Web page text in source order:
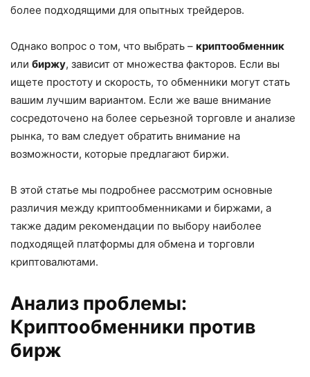
более подходящими для опытных трейдеров.
Однако вопрос о том, что выбрать – криптообменник
или биржу, зависит от множества факторов. Если вы
ищете простоту и скорость, то обменники могут стать
вашим лучшим вариантом. Если же ваше внимание
сосредоточено на более серьезной торговле и анализе
рынка, то вам следует обратить внимание на
возможности, которые предлагают биржи.
В этой статье мы подробнее рассмотрим основные
различия между криптообменниками и биржами, а
также дадим рекомендации по выбору наиболее
подходящей платформы для обмена и торговли
криптовалютами.
Анализ проблемы:
Криптообменники против
бирж